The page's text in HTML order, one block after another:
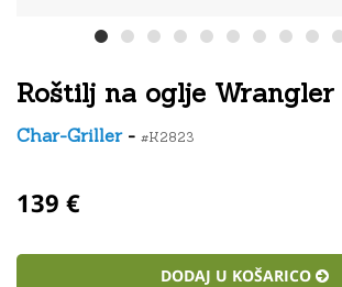
Roštilj na oglje Wrangler
Char-Griller- #K2823
139 €
DODAJ U KOŠARICO